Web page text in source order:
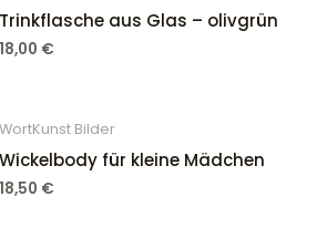
Trinkflasche aus Glas – olivgrün
18,00 €
WortKunst Bilder
Wickelbody für kleine Mädchen
18,50 €